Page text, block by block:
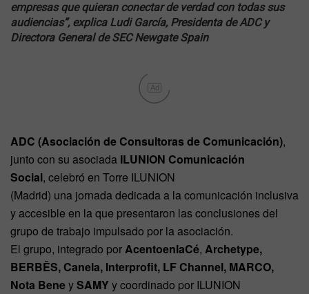
empresas que quieran conectar de verdad con todas sus
audiencias”, explica Ludi García, Presidenta de ADC y
Directora General de SEC Newgate Spain
Ad
ADC (Asociación de Consultoras de Comunicación),
junto con su asociada ILUNION Comunicación
Social, celebró en Torre ILUNION
(Madrid) una jornada dedicada a la comunicación inclusiva
y accesible en la que presentaron las conclusiones del
grupo de trabajo impulsado por la asociación.
El grupo, integrado porAcentoenlaCé, Archetype,
BERBĒS, Canela, Interprofit, LF Channel, MARCO,
Nota BeneySAMY y coordinado por ILUNION